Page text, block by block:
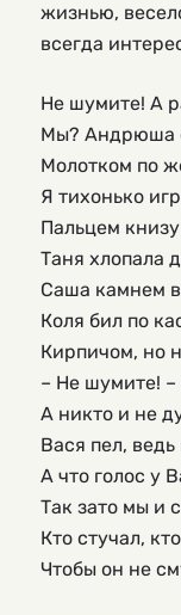
жизнью,
всегда
Не шумите! А
Мы? Андрюша
Молотком по
Я тихонько
Пальцем
Таня хлопала
Саша камнем
Коля бил по
Кирпичом, но
– Не шумите! –
А никто и не
Вася пел,
А что голос у
Так зато мы и
Кто стучал,
Чтобы он не